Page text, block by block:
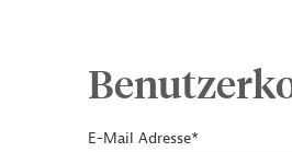
E-Mail Adresse*